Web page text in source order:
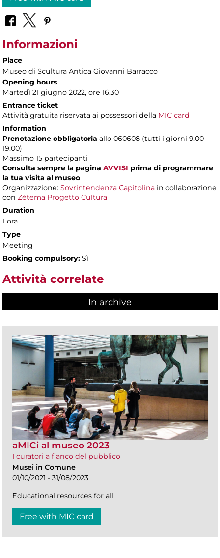
Informazioni
Place
Museo di Scultura Antica Giovanni Barracco
Opening hours
Martedì 21 giugno 2022, ore 16.30
Entrance ticket
Attività gratuita riservata ai possessori della MIC card
Information
Prenotazione obbligatoria allo 060608 (tutti i giorni 9.00-
19.00)
Massimo 15 partecipanti
Consulta sempre la pagina AVVISI prima di programmare
la tua visita al museo
Organizzazione: Sovrintendenza Capitolina in collaborazione
con Zètema Progetto Cultura
Duration
1 ora
Type
Meeting
Booking compulsory: Sì
Attività correlate
In archive
aMICi al museo 2023
I curatori a fianco del pubblico
Musei in Comune
01/10/2021 - 31/08/2023
Educational resources for all
Free with MIC card